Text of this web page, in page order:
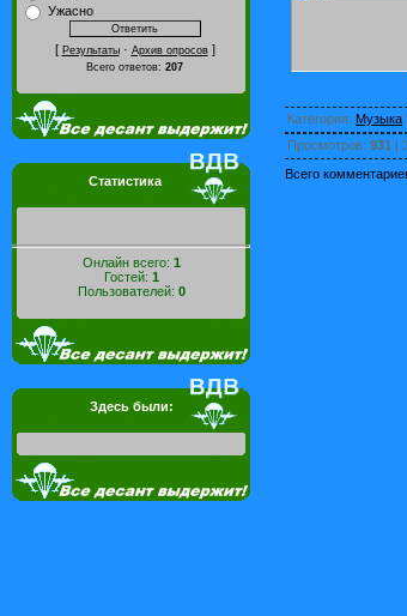
Ужасно
[ Результаты· Архив опросов]
Всего ответов: 207
Статистика
Онлайн всего: 1
Гостей: 1
Пользователей: 0
Здесь были:
Категория: Музыка
Просмотров: 931 |
Всего